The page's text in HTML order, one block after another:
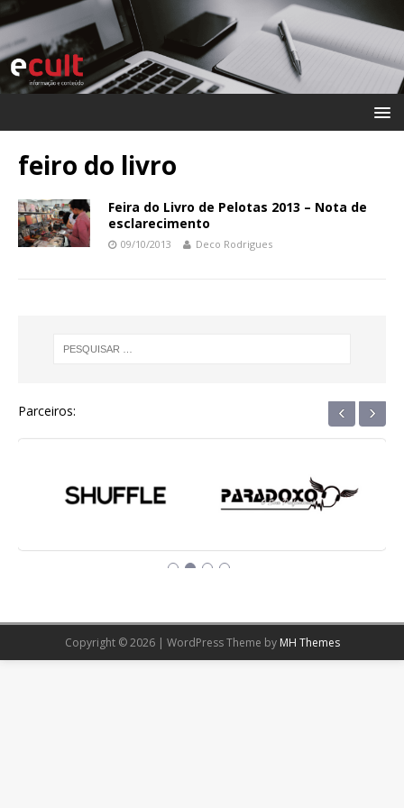
feiro do livro
Feira do Livro de Pelotas 2013 – Nota de
esclarecimento
09/10/2013 Deco Rodrigues
Parceiros: ‹ ›
Copyright © 2026 | WordPress Theme by MH Themes